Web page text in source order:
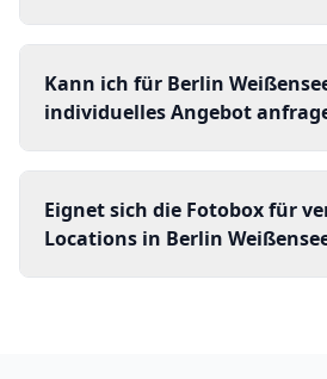
Kann ich für Berlin
individuelles Angebot
Eignet sich die Fotobox für
Locations in Berlin